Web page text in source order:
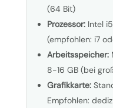
(64 Bit)
Prozessor:Intel
(empfohlen: i7
Arbeitsspeicher:
8-16 GB (bei
Grafikkarte:
Empfohlen: